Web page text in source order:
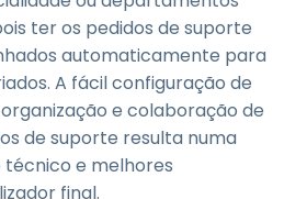
ter os pedidos de suporte
automaticamente para
A fácil configuração de
e colaboração de
de suporte resulta numa
e melhores
final.